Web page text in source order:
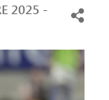
2025 -